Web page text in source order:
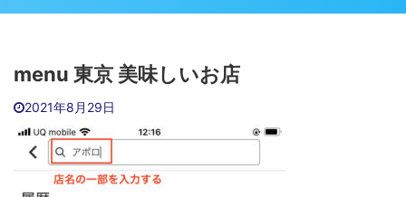
menu 東京 美味しいお店
2021年8月29日